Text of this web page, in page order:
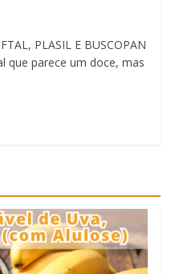
PLASIL E BUSCOPAN
que parece um doce, mas